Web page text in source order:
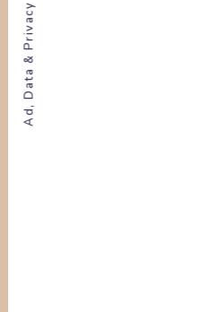
Ad, Data & Privacy